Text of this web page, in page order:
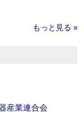
もっと見る »
産業連合会